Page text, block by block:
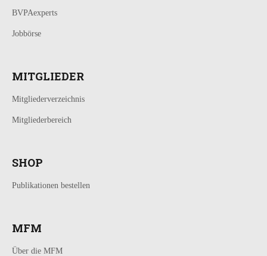
BVPAexperts
Jobbörse
MITGLIEDER
Mitgliederverzeichnis
Mitgliederbereich
SHOP
Publikationen bestellen
MFM
Über die MFM